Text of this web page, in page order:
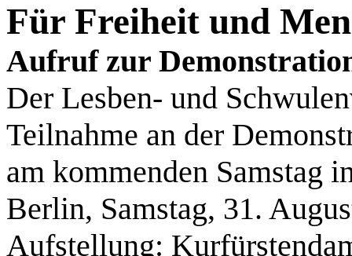
Für Freiheit und
Aufruf zur
Der Lesben- und
Teilnahme an der
am kommenden Samstag
Berlin, Samstag, 31.
Aufstellung: